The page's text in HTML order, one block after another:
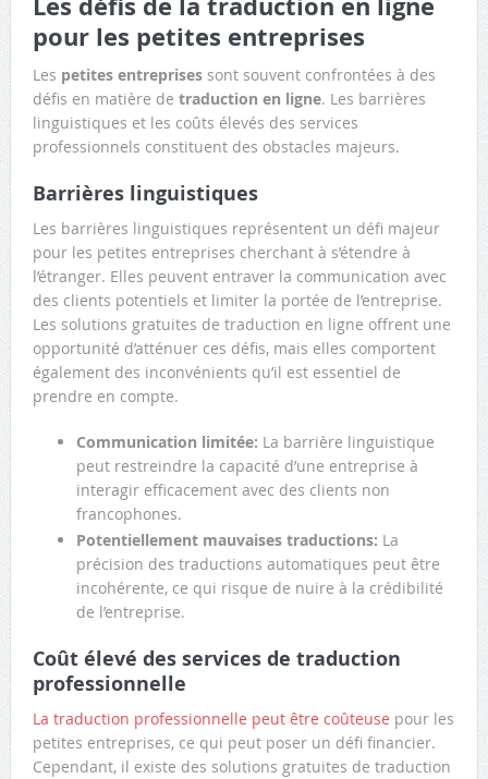
pour les petites entreprises
Les petites entreprisessont souvent confrontées à des
défis en matière de traduction en ligne. Les barrières
linguistiques et les coûts élevés des services
professionnels constituent des obstacles majeurs.
Barrières linguistiques
Les barrières linguistiques représentent un défi majeur
pour les petites entreprises cherchant à s’étendre à
l’étranger. Elles peuvent entraver la communication avec
des clients potentiels et limiter la portée de l’entreprise.
Les solutions gratuites de traduction en ligne offrent une
opportunité d’atténuer ces défis, mais elles comportent
également des inconvénients qu’il est essentiel de
prendre en compte.
Communication limitée: La barrière linguistique
peut restreindre la capacité d’une entreprise à
interagir efficacement avec des clients non
francophones.
Potentiellement mauvaises traductions: La
précision des traductions automatiques peut être
incohérente, ce qui risque de nuire à la crédibilité
de l’entreprise.
Coût élevé des services de traduction
professionnelle
La traduction professionnelle peut être coûteuse pour les
petites entreprises, ce qui peut poser un défi financier.
Cependant, il existe des solutions gratuites de traduction